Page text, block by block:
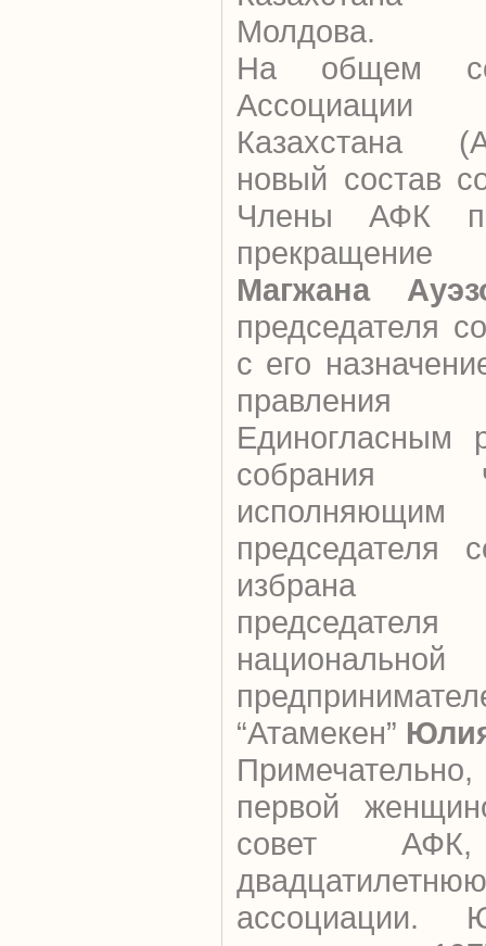
Молдова.
На общем
Казахстана
новый состав
Члены АФК
Магжана
председателя
с его
Единогласным
собрания
председателя
избрана
“Атамекен”
первой
совет
ассоциации.